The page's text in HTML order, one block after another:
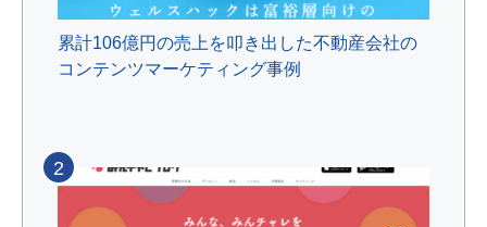
累計106億円の売上を叩き出した不動産会社の
コンテンツマーケティング事例
2